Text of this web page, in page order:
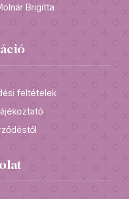
Brigitta
feltételek